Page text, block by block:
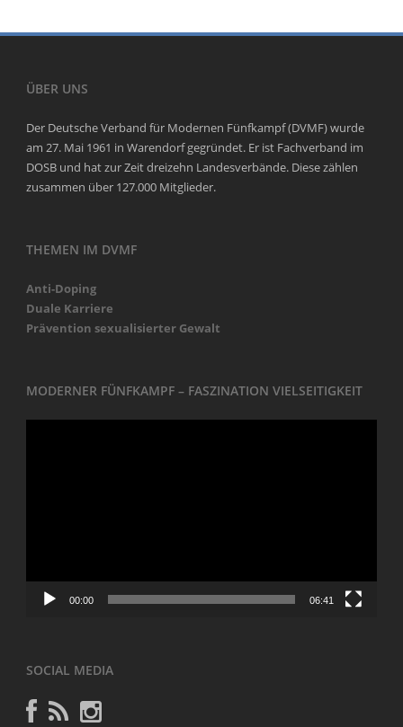
ÜBER UNS
Der Deutsche Verband für Modernen Fünfkampf (DVMF) wurde
am 27. Mai 1961 in Warendorf gegründet. Er ist Fachverband im
DOSB und hat zur Zeit dreizehn Landesverbände. Diese zählen
zusammen über 127.000 Mitglieder.
THEMEN IM DVMF
Anti-Doping
Duale Karriere
Prävention sexualisierter Gewalt
MODERNER FÜNFKAMPF – FASZINATION VIELSEITIGKEIT
00:00 06:41
SOCIAL MEDIA